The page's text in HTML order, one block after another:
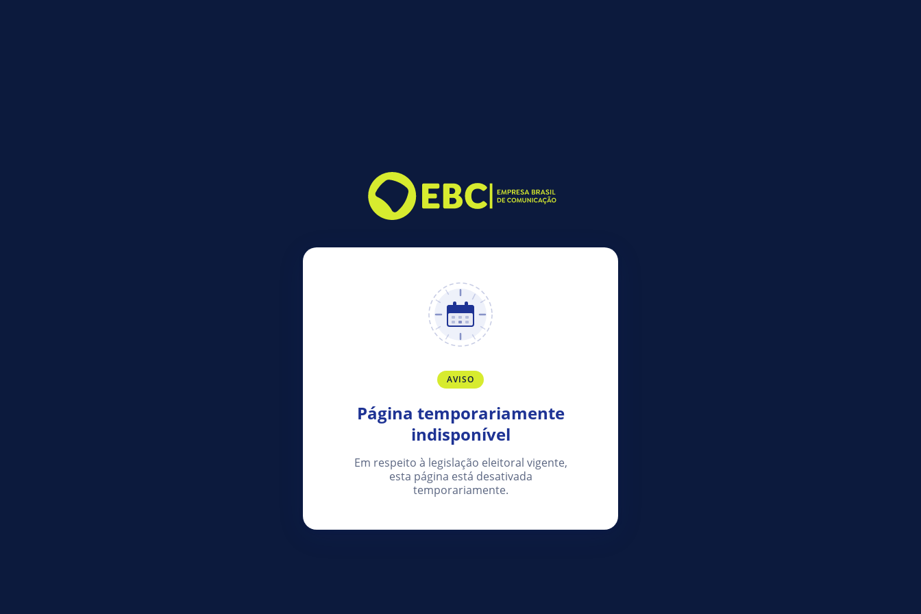
AVISO
Página temporariamente
indisponível
Em respeito à legislação eleitoral vigente,
esta página está desativada
temporariamente.